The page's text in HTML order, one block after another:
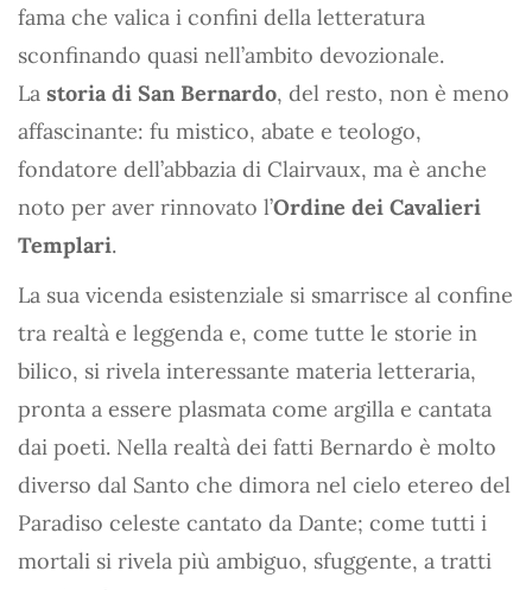
fama che valica i confini della letteratura
sconfinando quasi nell’ambito devozionale.
La storia di San Bernardo, del resto, non è meno
affascinante: fu mistico, abate e teologo,
fondatore dell’abbazia di Clairvaux, ma è anche
noto per aver rinnovato l’Ordine dei Cavalieri
Templari.
La sua vicenda esistenziale si smarrisce al confine
tra realtà e leggenda e, come tutte le storie in
bilico, si rivela interessante materia letteraria,
pronta a essere plasmata come argilla e cantata
dai poeti. Nella realtà dei fatti Bernardo è molto
diverso dal Santo che dimora nel cielo etereo del
Paradiso celeste cantato da Dante; come tutti i
mortali si rivela più ambiguo, sfuggente, a tratti